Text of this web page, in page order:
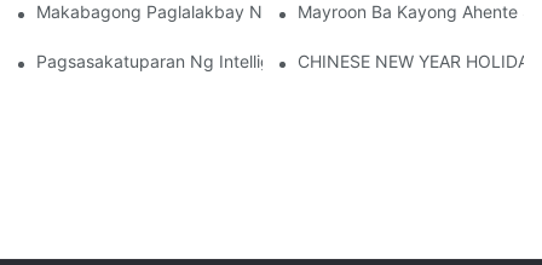
Makabagong Paglalakbay Ng CANWIN Sa CWIEME Berlin
Mayroon Ba Kayong Ahente
Pagsasakatuparan Ng Intelligentization Ng 110kV Transformer
CHINESE NEW YEAR